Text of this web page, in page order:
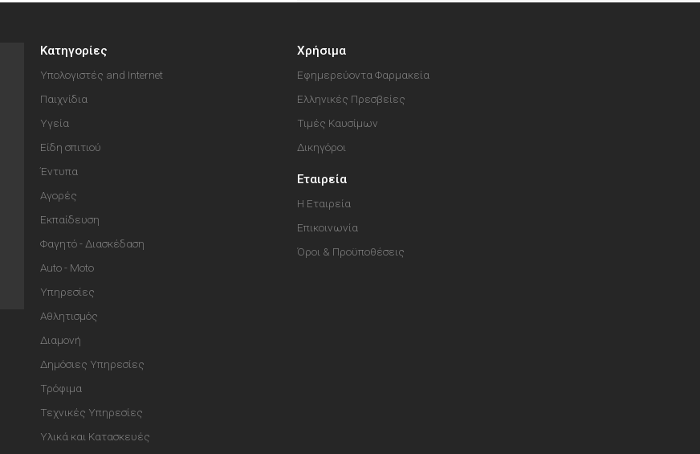
Κατηγορίες
Υπολογιστές and Internet
Παιχνίδια
Υγεία
Είδη σπιτιού
Έντυπα
Αγορές
Εκπαίδευση
Φαγητό - Διασκέδαση
Auto - Moto
Υπηρεσίες
Αθλητισμός
Διαμονή
Δημόσιες Υπηρεσίες
Τρόφιμα
Τεχνικές Υπηρεσίες
Υλικά και Κατασκευές
Χρήσιμα
Εφημερεύοντα Φαρμακεία
Ελληνικές Πρεσβείες
Τιμές Καυσίμων
Δικηγόροι
Εταιρεία
Η Εταιρεία
Επικοινωνία
Όροι & Προϋποθέσεις